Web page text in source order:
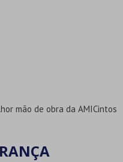
mão de obra da AMICintos